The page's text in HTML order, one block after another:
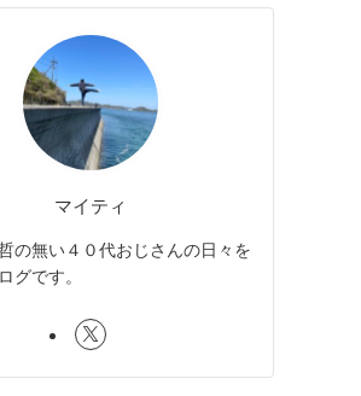
マイティ
の無い４０代おじさんの日々を
グです。